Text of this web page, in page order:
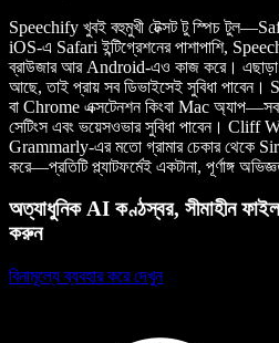
Speechify খুবই বহুমুখী টেক্সট টু স্পিচ
iOS-এ Safari ইন্টিগ্রেশনের পাশাপাশি,
ব্রাউজার আর Android-এও কাজ করে।
আছে, তাই প্রায় সব ডিভাইসেই সুবিধা
বা Chrome এক্সটেনশন কিংবা Mac
সেটিংস এবং ভয়েসওভার সুবিধা পাবেন। Cliff
Grammarly-এর মতো গ্রামার চেকার থেকে
করে—প্রতিটি প্ল্যাটফর্মেই একটানা, পূর্ণাঙ্গ
অত্যাধুনিক AI কণ্ঠস্বর, সীমাহীন
করুন
বিনামূল্যে ব্যবহার করে দেখুন